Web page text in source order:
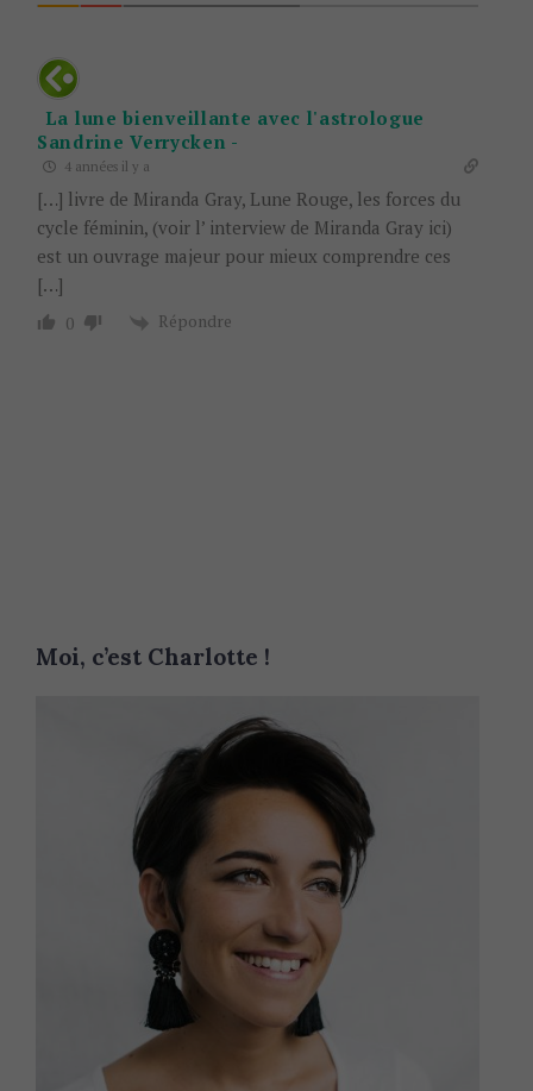
Moi, c’est Charlotte !
La lune bienveillante avec l'astrologue
Sandrine Verrycken -
4 années il y a
[…] livre de Miranda Gray, Lune Rouge, les forces du
cycle féminin, (voir l’ interview de Miranda Gray ici)
est un ouvrage majeur pour mieux comprendre ces
[…]
0 Répondre